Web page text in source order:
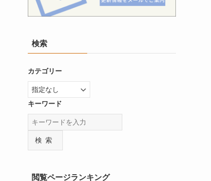
検索
カテゴリー
キーワード
検索
閲覧ページランキング